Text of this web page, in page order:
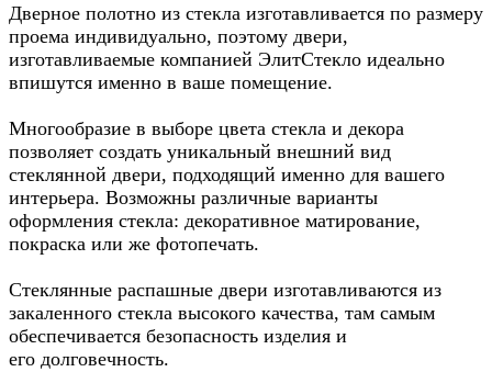
Дверное полотно из стекла изготавливается по размеру
проема индивидуально, поэтому двери,
изготавливаемые компанией ЭлитСтекло идеально
впишутся именно в ваше помещение.
Многообразие в выборе цвета стекла и декора
позволяет создать уникальный внешний вид
стеклянной двери, подходящий именно для вашего
интерьера. Возможны различные варианты
оформления стекла: декоративное матирование,
покраска или же фотопечать.
Стеклянные распашные двери изготавливаются из
закаленного стекла высокого качества, там самым
обеспечивается безопасность изделия и
его долговечность.